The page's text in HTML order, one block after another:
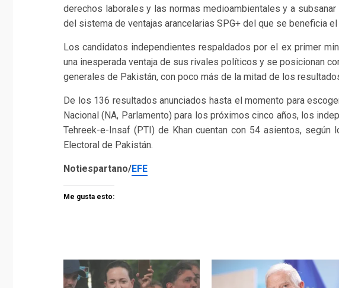
derechos laborales y las normas medioambientales y a
del sistema de ventajas arancelarias SPG+ del que se beneficia el
Los candidatos independientes respaldados por el ex primer
una inesperada ventaja de sus rivales políticos y se posicionan
generales de Pakistán, con poco más de la mitad de los
De los 136 resultados anunciados hasta el momento para
Nacional (NA, Parlamento) para los próximos cinco años, los
Tehreek-e-Insaf (PTI) de Khan cuentan con 54 asientos,
Electoral de Pakistán.
Notiespartano/EFE
Me gusta esto: